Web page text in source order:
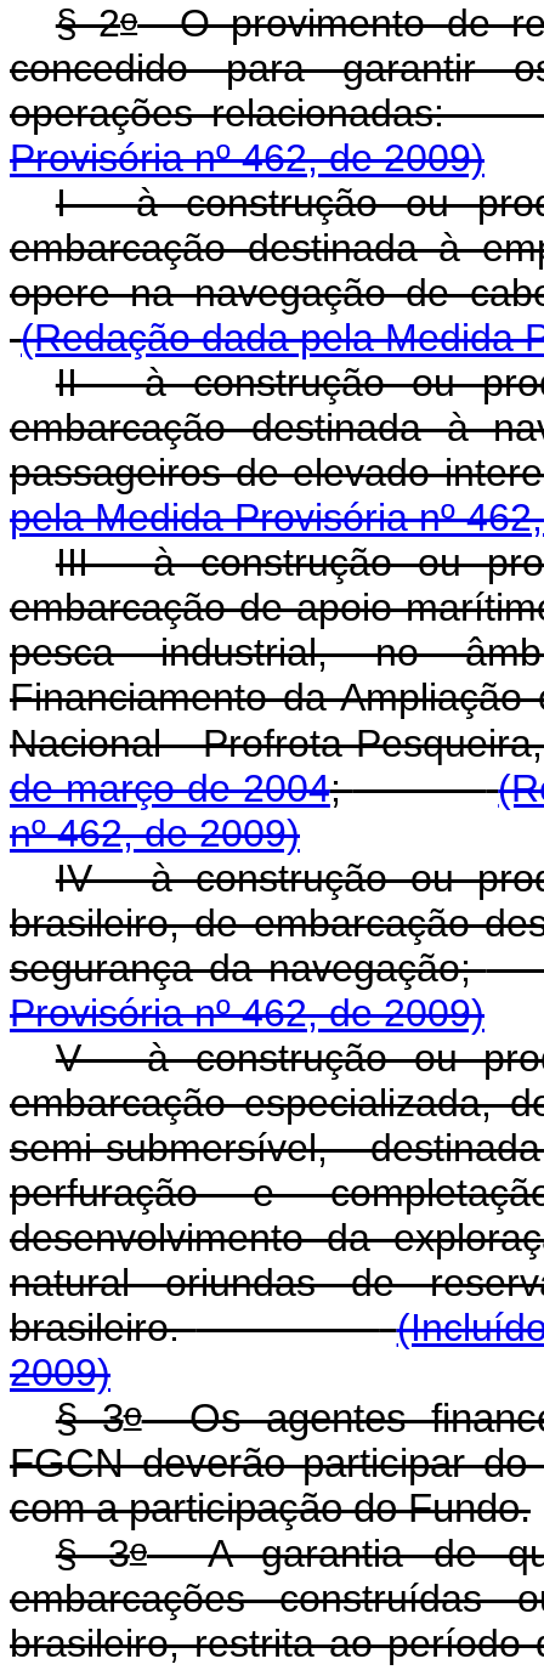
§ 2oO provimento de
concedido para garantir
operações
Provisória nº 462, de 2009)
I - à construção ou
embarcação destinada à
opere na navegação de
(Redação dada pela Medida
II - à construção ou
embarcação destinada à
passageiros de elevado
pela Medida Provisória nº
III - à construção ou
embarcação de apoio
pesca industrial, no
Financiamento da
Nacional - Profrota
de março de 2004;
nº 462, de 2009)
IV - à construção ou
brasileiro, de embarcação
segurança da navegação;
Provisória nº 462, de 2009)
V - à construção ou
embarcação especializada,
semi-submersível,
perfuração e
desenvolvimento da
natural oriundas de
brasileiro.
2009)
§ 3oOs agentes
FGCN deverão participar
com a participação do Fundo.
§ 3oA garantia de
embarcações construídas
brasileiro, restrita ao período